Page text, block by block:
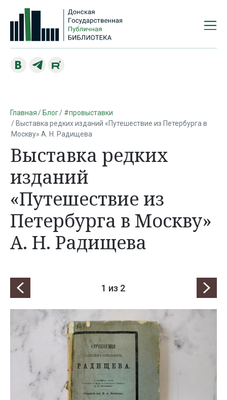
Главная Блог
#провыставки
Выставка редких изданий «Путешествие из Петербурга в
Москву» А. Н. Радищева
Выставка редких
изданий
«Путешествие из
Петербурга в Москву»
А. Н. Радищева
1 из 2